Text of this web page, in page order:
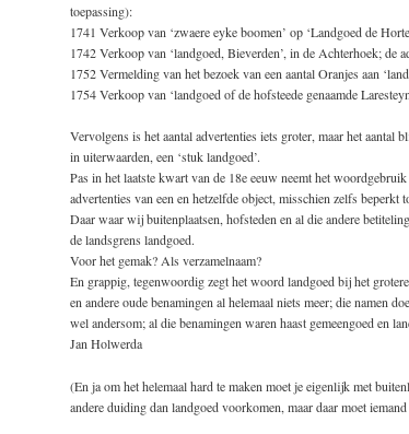
toepassing):
1741 Verkoop van ‘zwaere eyke boomen’ op ‘Landgoed de
1742 Verkoop van ‘landgoed, Bieverden’, in de Achterhoek; de
1752 Vermelding van het bezoek van een aantal Oranjes aan
1754 Verkoop van ‘landgoed of de hofsteede genaamde
Vervolgens is het aantal advertenties iets groter, maar het aantal
in uiterwaarden, een ‘stuk landgoed’.
Pas in het laatste kwart van de 18e eeuw neemt het
advertenties van een en hetzelfde object, misschien zelfs beperkt
Daar waar wij buitenplaatsen, hofsteden en al die andere
de landsgrens landgoed.
Voor het gemak? Als verzamelnaam?
En grappig, tegenwoordig zegt het woord landgoed bij het
en andere oude benamingen al helemaal niets meer; die namen
wel andersom; al die benamingen waren haast gemeengoed en
Jan Holwerda
(En ja om het helemaal hard te maken moet je eigenlijk met
andere duiding dan landgoed voorkomen, maar daar moet